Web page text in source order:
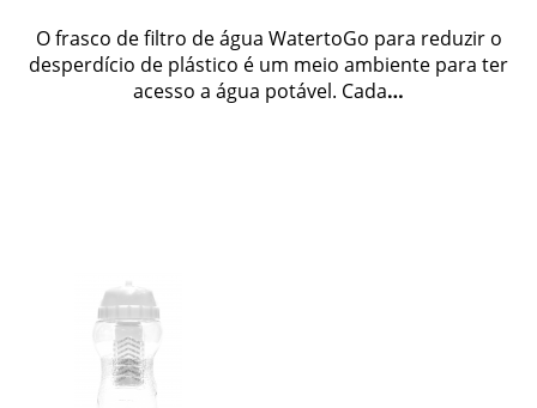
O frasco de filtro de água WatertoGo para reduzir o
desperdício de plástico é um meio ambiente para ter
acesso a água potável. Cada…